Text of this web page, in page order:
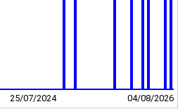
25/07/2024 04/08/2026